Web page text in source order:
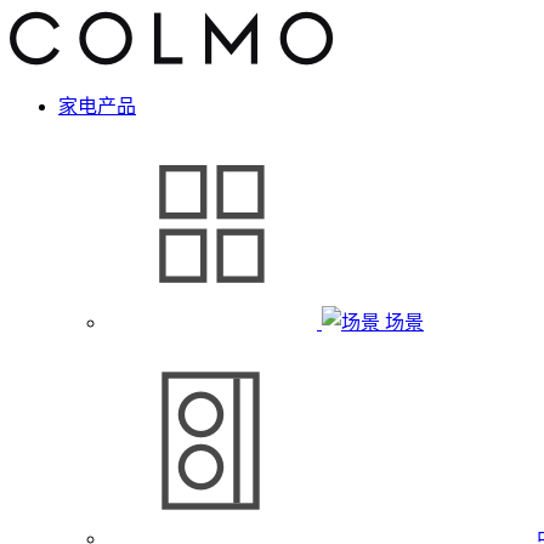
家电产品
场景